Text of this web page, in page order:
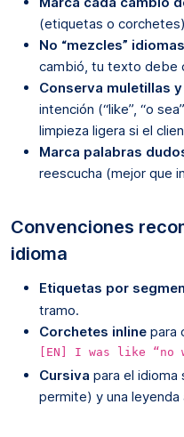
(etiquetas o
No “mezcles” idiomas
cambió, tu texto debe
Conserva muletillas
intención (“like”, “o
limpieza ligera si el
Marca palabras
reescucha (mejor que
Convenciones
idioma
Etiquetas por
tramo.
Corchetes inline para
[EN] I was like “no
Cursiva para el idioma
permite) y una leyenda